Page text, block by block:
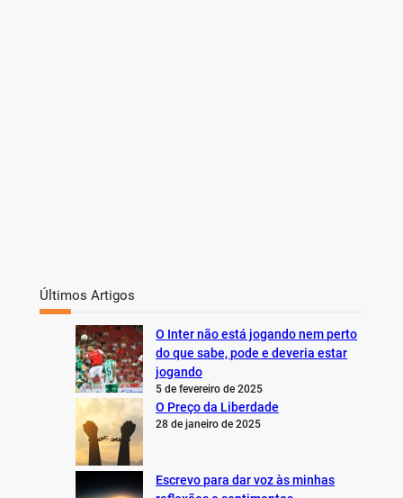
Últimos Artigos
O Inter não está jogando nem perto
do que sabe, pode e deveria estar
jogando
5 de fevereiro de 2025
O Preço da Liberdade
28 de janeiro de 2025
reflexões e sentimentos